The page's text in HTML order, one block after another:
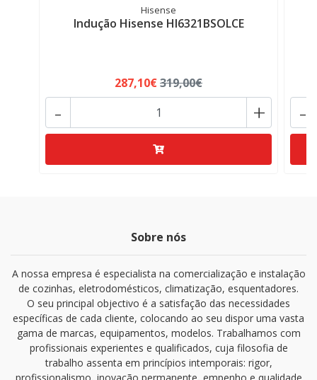
Hisense
Indução Hisense HI6321BSOLCE
287,10€319,00€
+
- -
Sobre nós
A nossa empresa é especialista na comercialização e instalação
de cozinhas, eletrodomésticos, climatização, esquentadores.
O seu principal objectivo é a satisfação das necessidades
específicas de cada cliente, colocando ao seu dispor uma vasta
gama de marcas, equipamentos, modelos. Trabalhamos com
profissionais experientes e qualificados, cuja filosofia de
trabalho assenta em princípios intemporais: rigor,